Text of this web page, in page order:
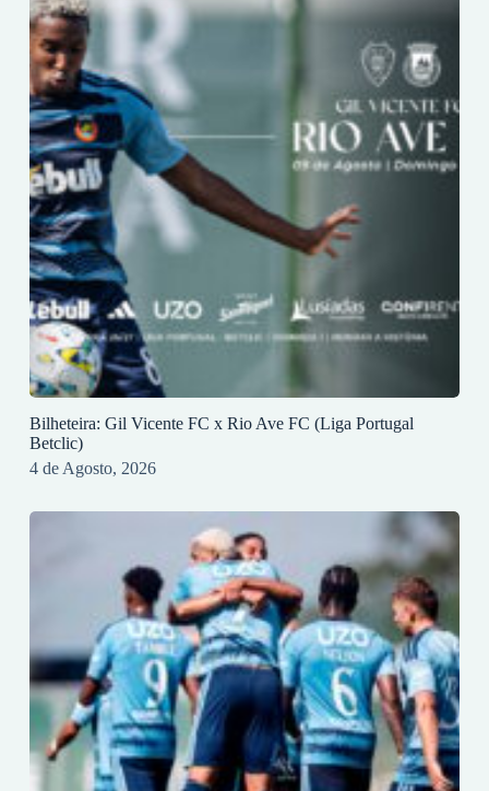
Bilheteira: Gil Vicente FC x Rio Ave FC (Liga Portugal
Betclic)
4 de Agosto, 2026